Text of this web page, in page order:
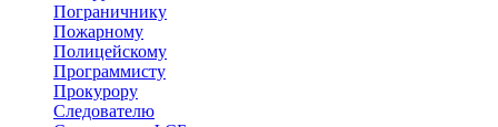
Пограничнику
Пожарному
Полицейскому
Программисту
Прокурору
Следователю